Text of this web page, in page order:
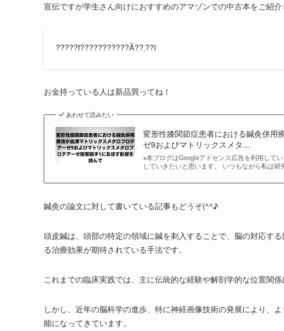
宣伝ですが学生さん向けにおすすめのアマゾンでの中古本をご紹
?????f???????????Ă??܂??I
お金持っている人は新品買ってね！
あわせて読みたい
変形性膝関節症患者における鍼灸併用
ゼ9およびマトリックスメタ…
※本ブログはGoogleアドセンス広告を利用して
していきたいと思います。 いつもながら私は
鍼灸の論文に対して書いている記事もどうぞ(^^♪
頭皮鍼は、頭部の特定の領域に鍼を刺入することで、脳の対応す
る治療効果が期待されている手法です。
これまでの臨床実践では、主に伝統的な経験や解剖学的な位置関
しかし、近年の脳科学の進歩、特に神経画像技術の発展により、
能になってきています。